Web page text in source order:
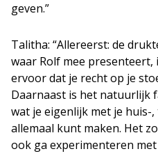
geven.”
Talitha: “Allereerst: de
waar Rolf mee
ervoor dat je recht op je
Daarnaast is het natuurlijk
wat je eigenlijk met je huis-
allemaal kunt maken. Het
ook ga experimenteren